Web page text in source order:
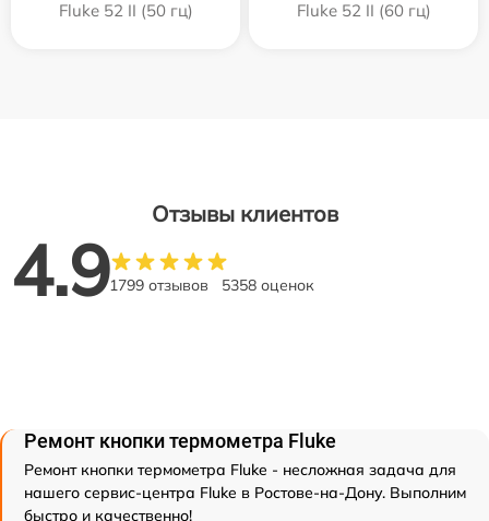
Fluke 52 II (50 гц) Fluke 52 II (60 гц)
Отзывы клиентов
4.91799 отзывов 5358 оценок
Ремонт кнопки термометра Fluke
Ремонт кнопки термометра Fluke - несложная задача для
нашего сервис-центра Fluke в Ростове-на-Дону. Выполним
быстро и качественно!